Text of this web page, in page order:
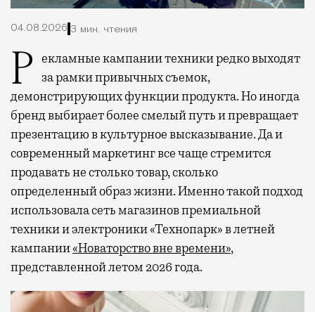
04.08.2026 3 мин. чтения
Рекламные кампании техники редко выходят
за рамки привычных съемок,
демонстрирующих функции продукта. Но иногда
бренд выбирает более смелый путь и превращает
презентацию в культурное высказывание. Да и
современный маркетинг все чаще стремится
продавать не столько товар, сколько
определенный образ жизни. Именно такой подход
использовала сеть магазинов премиальной
техники и электроники «Технопарк» в летней
кампании«Новаторство вне времени»,
представленной летом 2026 года.